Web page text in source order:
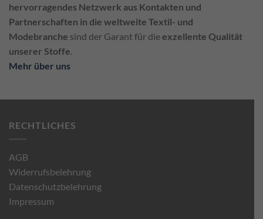
hervorragendes Netzwerk aus Kontakten und
Partnerschaften in die weltweite Textil- und
Modebranche sind der Garant für dieexzellente Qualität
unserer Stoffe.
Mehr über uns
RECHTLICHES
AGB
Widerrufsbelehrung
Datenschutzbelehrung
Impressum